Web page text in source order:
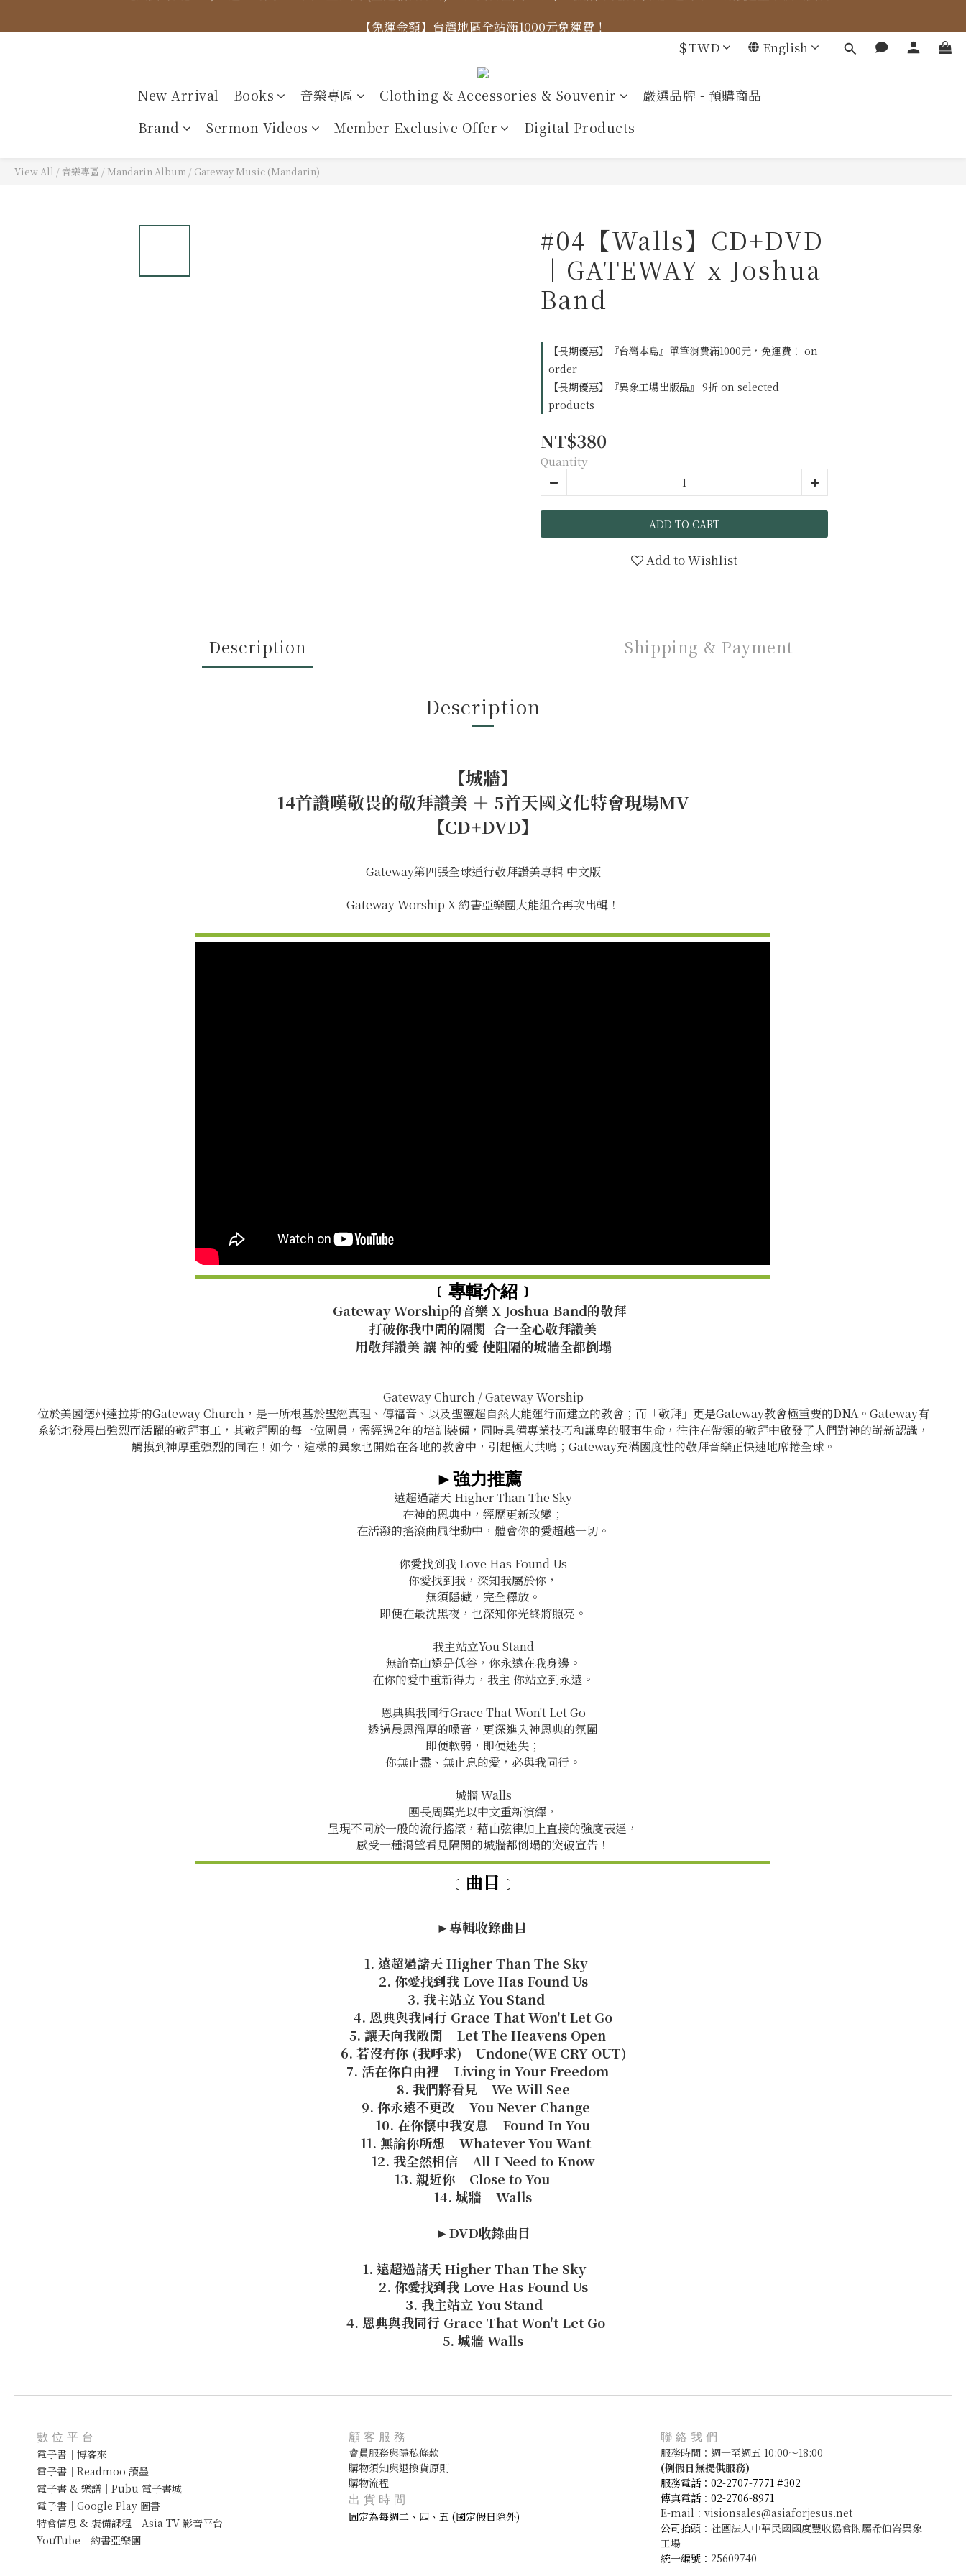
【價格標示更新】異象出版品-價格標示更新為原價，折扣一律購物車計算。
$TWD English
New Arrival Books 音樂專區 Clothing & Accessories & Souvenir
嚴選品牌 - 預購商品
Brand
Sermon Videos Member Exclusive Offer Digital Products
View All / 音樂專區 / Mandarin Album / Gateway Music (Mandarin)
#04【Walls】CD+DVD
｜GATEWAY x Joshua
Band
【長期優惠】『台灣本島』單筆消費滿1000元，免運費！ on
order
【長期優惠】『異象工場出版品』 9折 on selected
products
NT$380
Quantity
ADD TO CART
Add to Wishlist
Description Shipping & Payment
Description
【城牆】
14首讚嘆敬畏的敬拜讚美 ＋ 5首天國文化特會現場MV
【CD+DVD】
Gateway第四張全球通行敬拜讚美專輯 中文版
Gateway Worship X 約書亞樂團大能組合再次出輯！
﹝專輯介紹﹞
Gateway Worship的音樂 X Joshua Band的敬拜
打破你我中間的隔閡 合一全心敬拜讚美
用敬拜讚美 讓 神的愛 使阻隔的城牆全都倒塌
Gateway Church / Gateway Worship
位於美國德州達拉斯的Gateway Church，是一所根基於聖經真理、傳福音、以及聖靈超自然大能運行而建立的教會；而「敬拜」更是Gateway教會極重要的DNA。Gateway有
系統地發展出強烈而活躍的敬拜事工，其敬拜團的每一位團員，需經過2年的培訓裝備，同時具備專業技巧和謙卑的服事生命，往往在帶領的敬拜中啟發了人們對神的嶄新認識，
觸摸到神厚重強烈的同在！如今，這樣的異象也開始在各地的教會中，引起極大共鳴；Gateway充滿國度性的敬拜音樂正快速地席捲全球。
►強力推薦
遠超過諸天 Higher Than The Sky
在神的恩典中，經歷更新改變；
在活潑的搖滾曲風律動中，體會你的愛超越一切。
你愛找到我 Love Has Found Us
你愛找到我，深知我屬於你，
無須隱藏，完全釋放。
即便在最沈黑夜，也深知你光終將照亮。
我主站立You Stand
無論高山還是低谷，你永遠在我身邊。
在你的愛中重新得力，我主 你站立到永遠。
恩典與我同行Grace That Won't Let Go
透過晨恩溫厚的嗓音，更深進入神恩典的氛圍
即便軟弱，即便迷失；
你無止盡、無止息的愛，必與我同行。
城牆 Walls
團長周巽光以中文重新演繹，
呈現不同於一般的流行搖滾，藉由弦律加上直接的強度表達，
感受一種渴望看見隔閡的城牆都倒塌的突破宣告！
﹝曲目﹞
►專輯收錄曲目
1. 遠超過諸天 Higher Than The Sky
2. 你愛找到我 Love Has Found Us
3. 我主站立 You Stand
4. 恩典與我同行 Grace That Won't Let Go
5. 讓天向我敞開 Let The Heavens Open
6. 若沒有你 (我呼求) Undone(WE CRY OUT)
7. 活在你自由裡 Living in Your Freedom
8. 我們將看見 We Will See
9. 你永遠不更改 You Never Change
10. 在你懷中我安息 Found In You
11. 無論你所想 Whatever You Want
12. 我全然相信 All I Need to Know
13. 親近你 Close to You
14. 城牆 Walls
►DVD收錄曲目
1. 遠超過諸天 Higher Than The Sky
2. 你愛找到我 Love Has Found Us
3. 我主站立 You Stand
4. 恩典與我同行 Grace That Won't Let Go
5. 城牆 Walls
數位平台
電子書｜博客來
電子書｜Readmoo 讀墨
電子書 & 樂譜｜Pubu 電子書城
電子書｜Google Play 圖書
特會信息 & 裝備課程｜Asia TV 影音平台
YouTube｜約書亞樂團
顧客服務
會員服務與隱私條款
購物須知與退換貨原則
購物流程
出貨時間
固定為每週二、四、五 (國定假日除外)
聯絡我們
服務時間：週一至週五 10:00～18:00
(例假日無提供服務)
服務電話：02-2707-7771 #302
傳真電話：02-2706-8971
E-mail：visionsales@asiaforjesus.net
公司抬頭： 社團法人中華民國國度豐收協會附屬希伯崙異象
工場
統一編號： 25609740